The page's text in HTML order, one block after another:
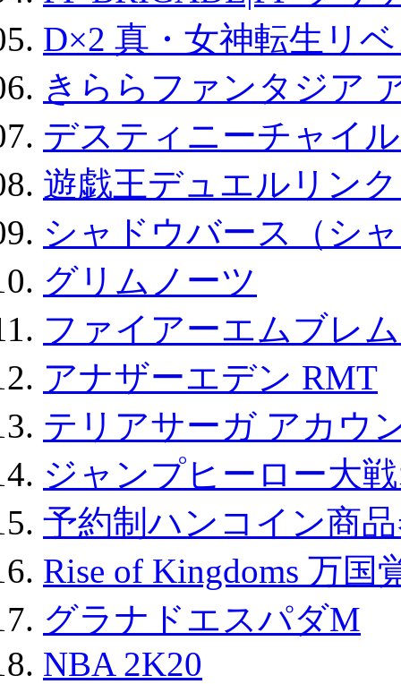
D×2 真・女神転生リ
きららファンタジア
デスティニーチャイ
遊戯王デュエルリン
シャドウバース（シ
グリムノーツ
ファイアーエムブレ
アナザーエデン RMT
テリアサーガ アカウ
ジャンプヒーロー大
予約制ハンコイン商
Rise of Kingdoms 万
グラナドエスパダM
NBA 2K20